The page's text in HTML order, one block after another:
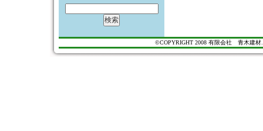
©COPYRIGHT 2008 有限会社 青木建材.